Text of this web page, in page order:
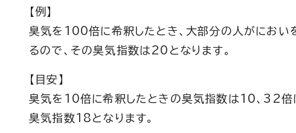
【例】
臭気を100倍に希釈したとき、大部分の人がにお
るので、その臭気指数は20となります。
【目安】
臭気を10倍に希釈したときの臭気指数は10、32倍
臭気指数18となります。